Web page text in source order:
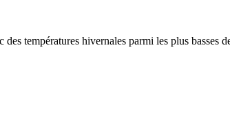
des températures hivernales parmi les plus basses